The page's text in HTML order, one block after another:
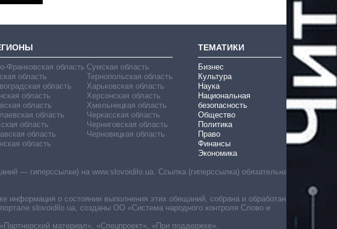
Франковская область
область
область
область
область
область
область
область
область
Сумская область
Тернопольская область
Харьковская область
Херсонская область
Хмельницкая область
Черкасская область
Черниговская область
Черновицкая область
ТЕМАТИКИ
Бизнес
Культура
Наука
Национальная
безопасность
Общество
Политика
Право
Финансы
Экономика
— гиперссылки) на www.slovoidilo.ua. Ссылка (гиперссылка) обязательна
о состоянии выполнения этих обещаний, собрана и обработана
slovoidilo.ua, созданы ОО «Система народного контроля Слово и
материал», «Спецпроект», «При поддержке».